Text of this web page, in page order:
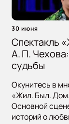
30 июня
Спектакль
А. П.
судьбы
Окунитесь в
«Жил. Был.
Основной
историй о